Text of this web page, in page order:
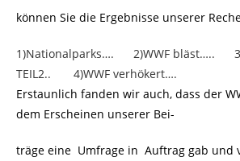
können Sie die Ergebnisse unserer
1)Nationalparks…. 2)WWF bläst…..
TEIL2..
4)WWF verhökert….
Erstaunlich fanden wir auch, dass der
dem Erscheinen unserer Bei-
träge eine Umfrage in Auftrag gab und